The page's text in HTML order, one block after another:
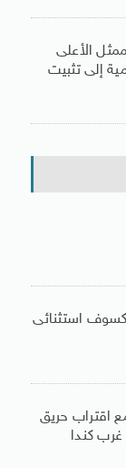
الأعلى
إلى تثبيت
استثنائى
شخص مع اقتراب حريق
غرب كندا